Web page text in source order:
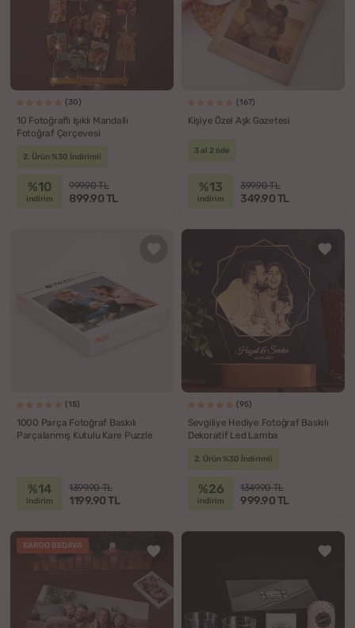
(30)
10 Fotoğraflı Işıklı Mandallı
Fotoğraf Çerçevesi
2. Ürün %30 İndirimli
%10
indirim
999.90 TL
899.90 TL
(167)
Kişiye Özel Aşk Gazetesi
3 al 2 öde
%13
indirim
399.90 TL
349.90 TL
(15)
1000 Parça Fotoğraf Baskılı
Parçalanmış Kutulu Kare Puzzle
%14
indirim
1399.90 TL
1199.90 TL
(95)
Sevgiliye Hediye Fotoğraf Baskılı
Dekoratif Led Lamba
2. Ürün %30 İndirimli
%26
indirim
1349.90 TL
999.90 TL
KARGO BEDAVA